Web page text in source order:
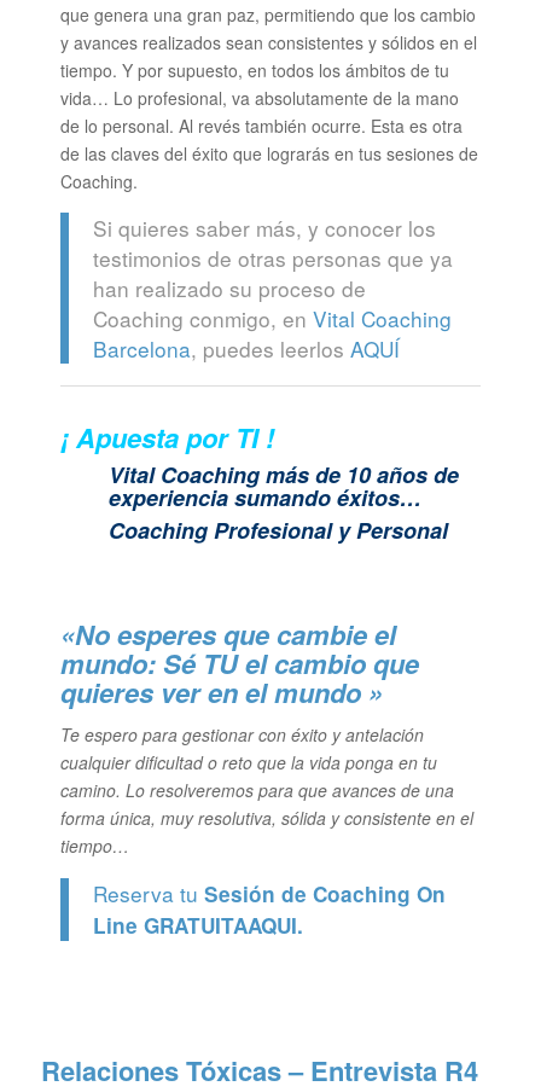
que genera una gran paz, permitiendo que los cambio
y avances realizados sean consistentes y sólidos en el
tiempo. Y por supuesto, en todos los ámbitos de tu
vida… Lo profesional, va absolutamente de la mano
de lo personal. Al revés también ocurre. Esta es otra
de las claves del éxito que lograrás en tus sesiones de
Coaching.
Si quieres saber más, y conocer los
testimonios de otras personas que ya
han realizado su proceso de
Coaching conmigo, en Vital Coaching
Barcelona, puedes leerlos AQUÍ
¡ Apuesta por TI !
Vital Coaching más de 10 años de
experiencia sumando éxitos…
Coaching Profesional y Personal
«No esperes que cambie el
mundo: Sé TU el cambio que
quieres ver en el mundo »
Te espero para gestionar con éxito y antelación
cualquier dificultad o reto que la vida ponga en tu
camino. Lo resolveremos para que avances de una
forma única, muy resolutiva, sólida y consistente en el
tiempo…
Reserva tu Sesión de Coaching On
Line GRATUITAAQUI.
Relaciones Tóxicas – Entrevista R4